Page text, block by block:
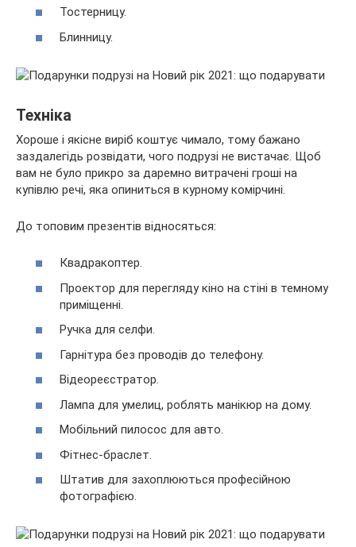
Тостерницу.
Блинницу.
Техніка
Хороше і якісне виріб коштує чимало, тому бажано
заздалегідь розвідати, чого подрузі не вистачає. Щоб
вам не було прикро за даремно витрачені гроші на
купівлю речі, яка опиниться в курному комірчині.
До топовим презентів відносяться:
Квадракоптер.
Проектор для перегляду кіно на стіні в темному
приміщенні.
Ручка для селфи.
Гарнітура без проводів до телефону.
Відеореєстратор.
Лампа для умелиц, роблять манікюр на дому.
Мобільний пилосос для авто.
Фітнес-браслет.
Штатив для захоплюються професійною
фотографією.